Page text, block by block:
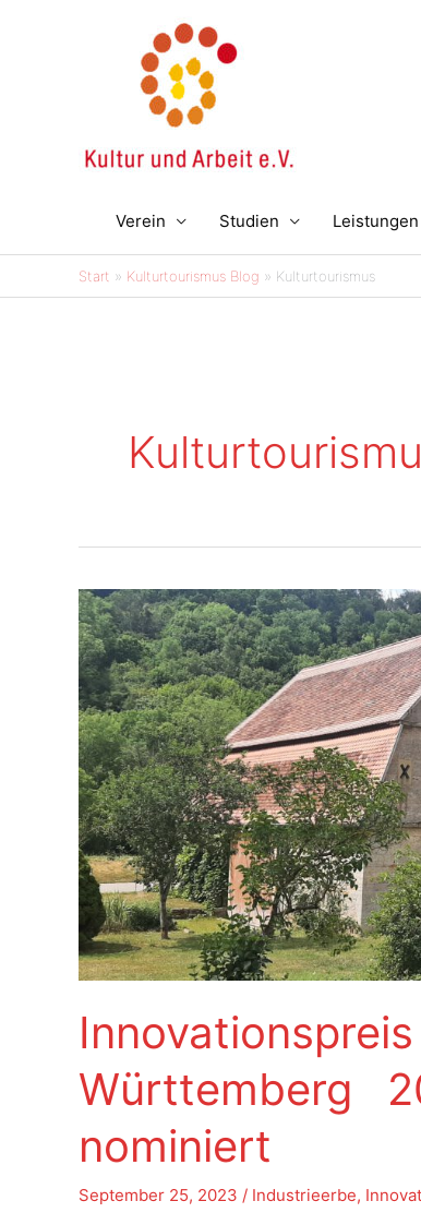
Verein Studien
Start Kulturtourismus Blog Kulturtourismus
Württemberg
nominiert
September 25, 2023 / Industrieerbe,